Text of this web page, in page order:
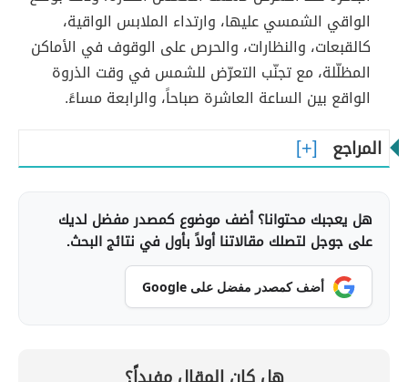
الواقي الشمسي عليها، وارتداء الملابس الواقية،
كالقبعات، والنظارات، والحرص على الوقوف في الأماكن
المظلّلة، مع تجنّب التعرّض للشمس في وقت الذروة
الواقع بين الساعة العاشرة صباحاً، والرابعة مساءً.
المراجع
هل يعجبك محتوانا؟ أضف موضوع كمصدر مفضل لديك
على جوجل لتصلك مقالاتنا أولاً بأول في نتائج البحث.
أضف كمصدر مفضل على Google